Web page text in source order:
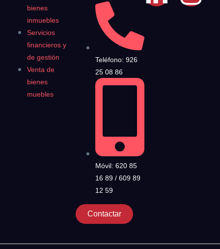
bienes
inmuebles
Servicios
financieros y
de gestión
Venta de
bienes
muebles
Teléfono: 926
25 08 86
Móvil: 620 85
16 89 / 609 89
12 59
Contactar